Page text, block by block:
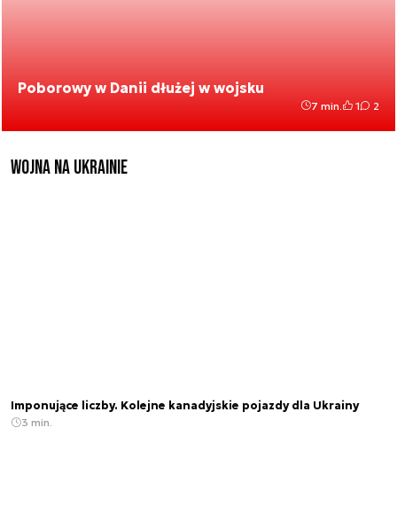
Poborowy w Danii dłużej w wojsku
7 min. 1 2
Wojna na Ukrainie
Imponujące liczby. Kolejne kanadyjskie pojazdy dla Ukrainy
3 min.